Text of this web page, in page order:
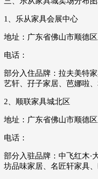
1、乐从家具会展中心
地址：广东省佛山市顺德
电话：
部分入住品牌：拉夫美特
艺轩、孖子家居、芭娜啦
2、顺联家具城北区
地址：广东省佛山市顺德
电话：
部分入驻品牌：中飞红木·
坊品味家居、名匠轩家具